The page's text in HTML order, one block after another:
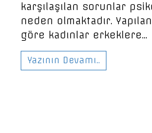
karşılaşılan sorunlar
neden olmaktadır.
göre kadınlar erkeklere...
Yazının Devamı..